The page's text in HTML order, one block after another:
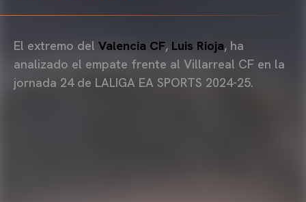
El extremo del Valencia CF, Luis Rioja, ha
analizado el empate frente al Villarreal CF en la
jornada 24 de LALIGA EA SPORTS 2024-25.